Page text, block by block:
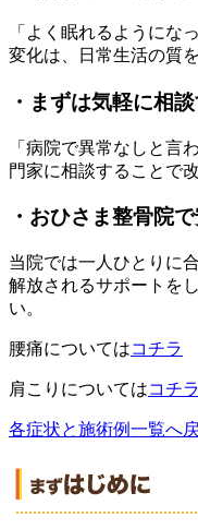
「よく眠れるようにな
変化は、日常生活の質
・まずは気軽に相
「病院で異常なしと言
門家に相談することで
・おひさま整骨院
当院では一人ひとりに
解放されるサポートを
い。
腰痛についてはコチラ
肩こりについてはコチラ
各症状と施術例一覧へ